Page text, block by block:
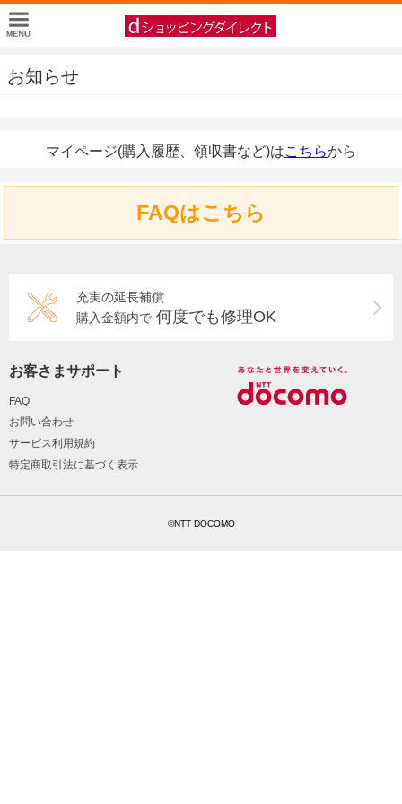
お知らせ
マイページ(購入履歴、領収書など)はこちらから
FAQはこちら
充実の延長補償
購入金額内で 何度でも修理OK
お客さまサポート
FAQ
お問い合わせ
サービス利用規約
特定商取引法に基づく表示
©NTT DOCOMO